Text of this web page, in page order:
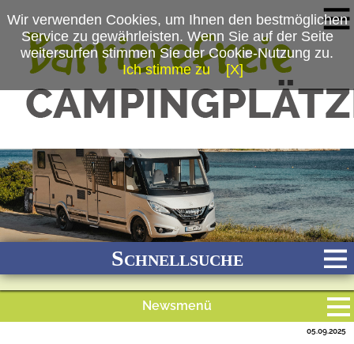
(c) Hymer GmbH & Co. KGSchnellsuche
Newsmenü
05.09.2025
Wir verwenden Cookies, um Ihnen den bestmöglichen
Service zu gewährleisten. Wenn Sie auf der Seite
weitersurfen stimmen Sie der Cookie-Nutzung zu.
Ich stimme zu
[X]